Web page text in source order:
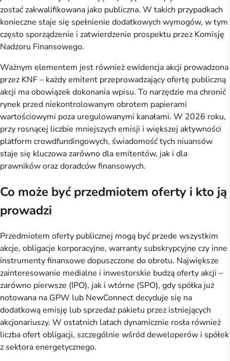
zostać zakwalifikowana jako publiczna. W takich przypadkach
konieczne staje się spełnienie dodatkowych wymogów, w tym
często sporządzenie i zatwierdzenie prospektu przez Komisję
Nadzoru Finansowego.
Ważnym elementem jest również ewidencja akcji prowadzona
przez KNF – każdy emitent przeprowadzający ofertę publiczną
akcji ma obowiązek dokonania wpisu. To narzędzie ma chronić
rynek przed niekontrolowanym obrotem papierami
wartościowymi poza uregulowanymi kanałami. W 2026 roku,
przy rosnącej liczbie mniejszych emisji i większej aktywności
platform crowdfundingowych, świadomość tych niuansów
staje się kluczowa zarówno dla emitentów, jak i dla
prawników oraz doradców finansowych.
Co może być przedmiotem oferty i kto ją
prowadzi
Przedmiotem oferty publicznej mogą być przede wszystkim
akcje, obligacje korporacyjne, warranty subskrypcyjne czy inne
instrumenty finansowe dopuszczone do obrotu. Największe
zainteresowanie medialne i inwestorskie budzą oferty akcji –
zarówno pierwsze (IPO), jak i wtórne (SPO), gdy spółka już
notowana na GPW lub NewConnect decyduje się na
dodatkową emisję lub sprzedaż pakietu przez istniejących
akcjonariuszy. W ostatnich latach dynamicznie rosła również
liczba ofert obligacji, szczególnie wśród deweloperów i spółek
z sektora energetycznego.